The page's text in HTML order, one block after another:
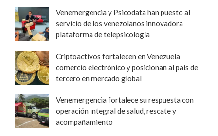
Venemergencia y Psicodata han puesto al
servicio de los venezolanos innovadora
plataforma de telepsicología
Criptoactivos fortalecen en Venezuela
comercio electrónico y posicionan al país de
tercero en mercado global
Venemergencia fortalece su respuesta con
operación integral de salud, rescate y
acompañamiento